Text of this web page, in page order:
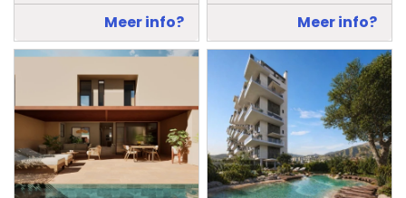
Meer info?
Meer info?